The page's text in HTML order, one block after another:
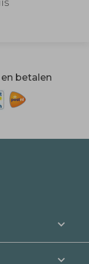
betalen